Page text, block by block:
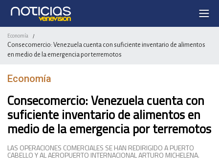
Economía /
Consecomercio: Venezuela cuenta con suficiente inventario de alimentos
en medio de la emergencia por terremotos
Economía
Consecomercio: Venezuela cuenta con
suficiente inventario de alimentos en
medio de la emergencia por terremotos
LAS OPERACIONES COMERCIALES SE HAN REDIRIGIDO A PUERTO
CABELLO Y AL AEROPUERTO INTERNACIONAL ARTURO MICHELENA.